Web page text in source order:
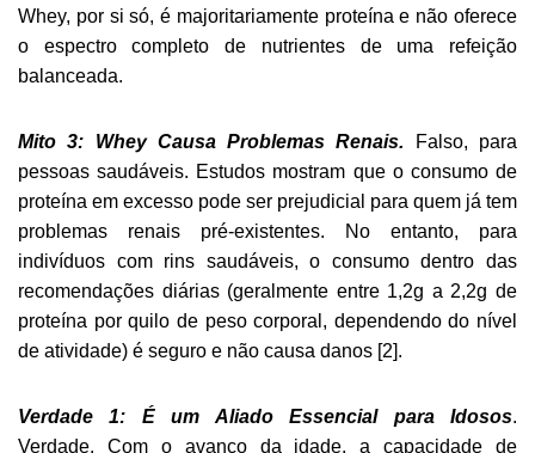
Whey, por si só, é majoritariamente proteína e não oferece
o espectro completo de nutrientes de uma refeição
balanceada.
Mito 3: Whey Causa Problemas Renais. Falso, para
pessoas saudáveis. Estudos mostram que o consumo de
proteína em excesso pode ser prejudicial para quem já tem
problemas renais pré-existentes. No entanto, para
indivíduos com rins saudáveis, o consumo dentro das
recomendações diárias (geralmente entre 1,2g a 2,2g de
proteína por quilo de peso corporal, dependendo do nível
de atividade) é seguro e não causa danos [2].
Verdade 1: É um Aliado Essencial para Idosos.
Verdade. Com o avanço da idade, a capacidade de